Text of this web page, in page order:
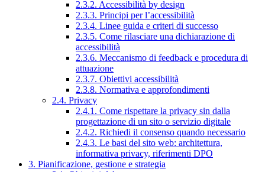
2.3.2. Accessibilità by design
2.3.3. Principi per l’accessibilità
2.3.4. Linee guida e criteri di successo
2.3.5. Come rilasciare una dichiarazione di
accessibilità
2.3.6. Meccanismo di feedback e procedura di
attuazione
2.3.7. Obiettivi accessibilità
2.3.8. Normativa e approfondimenti
2.4. Privacy
2.4.1. Come rispettare la privacy sin dalla
progettazione di un sito o servizio digitale
2.4.2. Richiedi il consenso quando necessario
2.4.3. Le basi del sito web: architettura,
informativa privacy, riferimenti DPO
3. Pianificazione, gestione e strategia